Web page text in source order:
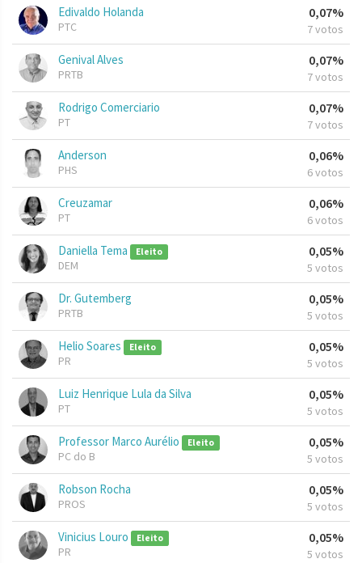
Edivaldo Holanda
PTC
0,07%
7 votos
Genival Alves
PRTB
0,07%
7 votos
Rodrigo Comerciario
PT
0,07%
7 votos
Anderson
PHS
0,06%
6 votos
Creuzamar
PT
0,06%
6 votos
Daniella Tema Eleito
DEM
0,05%
5 votos
Dr. Gutemberg
PRTB
0,05%
5 votos
Helio Soares Eleito
PR
0,05%
5 votos
Luiz Henrique Lula da Silva
PT
0,05%
5 votos
Professor Marco Aurélio Eleito
PC do B
0,05%
5 votos
Robson Rocha
PROS
0,05%
5 votos
Vinicius Louro Eleito
PR
0,05%
5 votos